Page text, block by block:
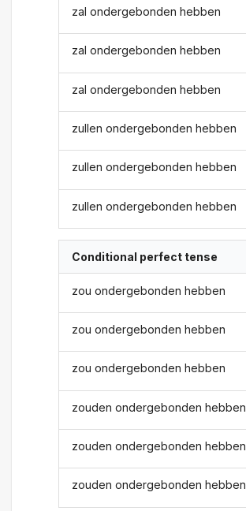
zal ondergebonden hebben
zal ondergebonden hebben
zal ondergebonden hebben
zullen ondergebonden hebben
zullen ondergebonden hebben
zullen ondergebonden hebben
Conditional perfect tense
zou ondergebonden hebben
zou ondergebonden hebben
zou ondergebonden hebben
zouden ondergebonden hebben
zouden ondergebonden hebben
zouden ondergebonden hebben